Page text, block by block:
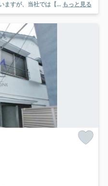
ますが、当社では【... もっと見る